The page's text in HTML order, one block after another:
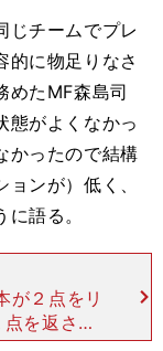
チームでプレ
的に物足りなさ
めたMF森島司
態がよくなかっ
かったので結構
ンが）低く、
語る。
が２点をリ
を返され